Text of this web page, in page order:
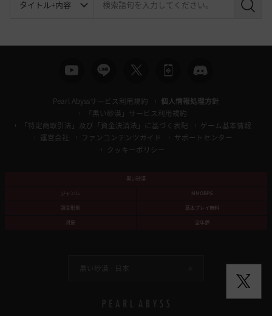
検
Pearl Abyssサービス利用規約
個人情報処理方針
「黒い砂漠」サービス利用規約
「特定商取引法」及び「資金決済法」に基づく表記
ゲーム基本情報
運営会社
ファンコンテンツガイド
サポートセンター
クッキーポリシー
黒い砂漠
ジャンル
MMORPG
課金形態
基本プレイ無料
対象
全年齢
黒い砂漠 - 日本